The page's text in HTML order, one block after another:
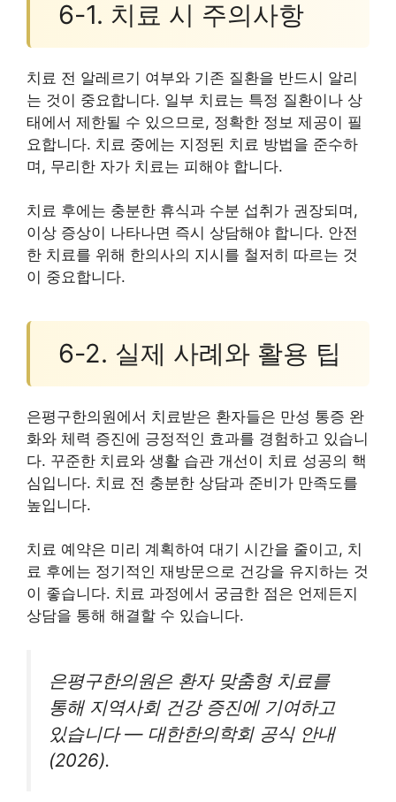
6-1. 치료 시 주의사항
치료 전 알레르기 여부와 기존 질환을 반드시 알리
는 것이 중요합니다. 일부 치료는 특정 질환이나 상
태에서 제한될 수 있으므로, 정확한 정보 제공이 필
요합니다. 치료 중에는 지정된 치료 방법을 준수하
며, 무리한 자가 치료는 피해야 합니다.
치료 후에는 충분한 휴식과 수분 섭취가 권장되며,
이상 증상이 나타나면 즉시 상담해야 합니다. 안전
한 치료를 위해 한의사의 지시를 철저히 따르는 것
이 중요합니다.
6-2. 실제 사례와 활용 팁
은평구한의원에서 치료받은 환자들은 만성 통증 완
화와 체력 증진에 긍정적인 효과를 경험하고 있습니
다. 꾸준한 치료와 생활 습관 개선이 치료 성공의 핵
심입니다. 치료 전 충분한 상담과 준비가 만족도를
높입니다.
치료 예약은 미리 계획하여 대기 시간을 줄이고, 치
료 후에는 정기적인 재방문으로 건강을 유지하는 것
이 좋습니다. 치료 과정에서 궁금한 점은 언제든지
상담을 통해 해결할 수 있습니다.
은평구한의원은 환자 맞춤형 치료를
통해 지역사회 건강 증진에 기여하고
있습니다 — 대한한의학회 공식 안내
(2026).